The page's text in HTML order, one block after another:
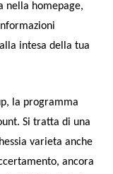
nella homepage,
intesa della tua
la programma
Si tratta di una
varieta anche
ancora